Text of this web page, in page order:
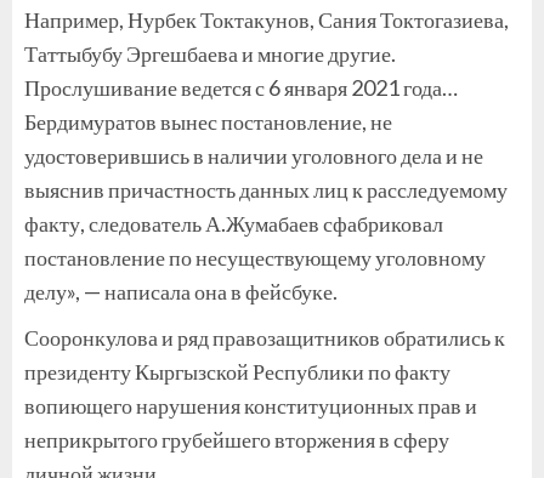
Например, Нурбек Токтакунов, Сания Токтогазиева,
Таттыбубу Эргешбаева и многие другие.
Прослушивание ведется с 6 января 2021 года…
Бердимуратов вынес постановление, не
удостоверившись в наличии уголовного дела и не
выяснив причастность данных лиц к расследуемому
факту, следователь А.Жумабаев сфабриковал
постановление по несуществующему уголовному
делу», — написала она в фейсбуке.
Сооронкулова и ряд правозащитников обратились к
президенту Кыргызской Республики по факту
вопиющего нарушения конституционных прав и
неприкрытого грубейшего вторжения в сферу